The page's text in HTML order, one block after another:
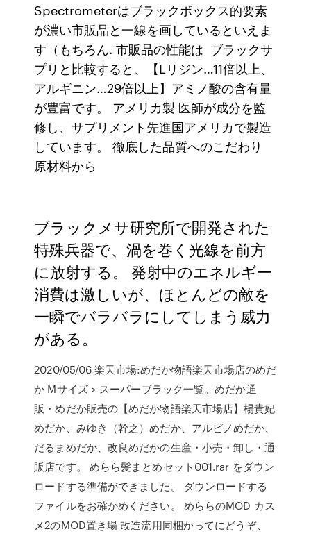
Spectrometerはブラックボックス的要素
が濃い市販品と一線を画しているといえま
す（もちろん. 市販品の性能は ブラックサ
プリと比較すると、【Lリジン…11倍以上、
アルギニン…29倍以上】アミノ酸の含有量
が豊富です。 アメリカ製 医師が成分を監
修し、サプリメント先進国アメリカで製造
しています。 徹底した品質へのこだわり
原材料から
ブラックメサ研究所で開発された
特殊兵器で、渦を巻く光線を前方
に放射する。 発射中のエネルギー
消費は激しいが、ほとんどの敵を
一瞬でバラバラにしてしまう威力
がある。
2020/05/06 楽天市場:めだか物語楽天市場店のめだ
か Mサイズ > スーパーブラック一覧。めだか通
販・めだか販売の【めだか物語楽天市場店】楊貴妃
めだか、みゆき（幹之）めだか、アルビノめだか、
だるまめだか、改良めだかの生産・小売・卸し・通
販店です。 めらら髪まとめセット001.rar をダウン
ロードする準備ができました。 ダウンロードする
ファイルをお確かめください。 めららのMOD カス
メ2のMOD置き場 改造流用同梱かってにどうぞ、